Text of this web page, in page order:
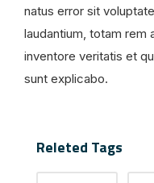
natus error sit
laudantium, totam rem
inventore veritatis et
sunt explicabo.
Releted Tags